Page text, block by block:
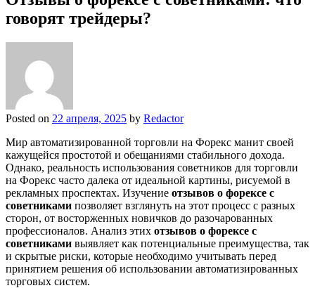
говорят трейдеры?
Posted on 22 апреля, 2025 by Redactor
Мир автоматизированной торговли на Форекс манит своей
кажущейся простотой и обещаниями стабильного дохода.
Однако, реальность использования советников для торговли
на Форекс часто далека от идеальной картины, рисуемой в
рекламных проспектах. Изучение отзывов о форексе с
советниками позволяет взглянуть на этот процесс с разных
сторон, от восторженных новичков до разочарованных
профессионалов. Анализ этих отзывов о форексе с
советниками выявляет как потенциальные преимущества, так
и скрытые риски, которые необходимо учитывать перед
принятием решения об использовании автоматизированных
торговых систем.